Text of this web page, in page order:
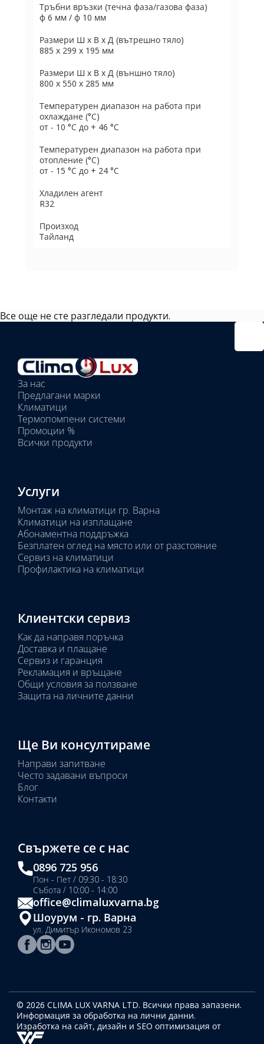
Тръбни връзки (течна фаза/газова фаза)
ф 6 мм / ф 10 мм
Размери Ш х В х Д (вътрешно тяло)
885 x 299 x 195 мм
Размери Ш х В х Д (външно тяло)
800 x 550 x 285 мм
Температурен диапазон на работа при
охлаждане (°C)
от - 10 °C до + 46 °C
Температурен диапазон на работа при
отопление (°C)
от - 15 °C до + 24 °C
Хладилен агент
R32
Произход
Тайланд
Все още не сте разгледали продукти.
Избрани
вътрешни
тела:
Избрано
тяло:
За нас
Предлагани марки
Климатици
Термопомпени системи
Промоции %
Всички продукти
Услуги
Монтаж на климатици гр. Варна
Климатици на изплащане
Абонаментна поддръжка
Безплатен оглед на място или от разстояние
Сервиз на климатици
Профилактика на климатици
Клиентски сервиз
Как да направя поръчка
Доставка и плащане
Сервиз и гаранция
Рекламация и връщане
Общи условия за ползване
Защита на личните данни
Ще Ви консултираме
Направи запитване
Често задавани въпроси
Блог
Контакти
Свържете се с нас
0896 725 956
Пон - Пет / 09:30 - 18:30
Събота / 10:00 - 14:00
office@climaluxvarna.bg
Шоурум - гр. Варна
ул. Димитър Икономов 23
© 2026 CLIMA LUX VARNA LTD. Всички права запазени.
Информация за обработка на лични данни.
Изработка на сайт, дизайн и SEO оптимизация от